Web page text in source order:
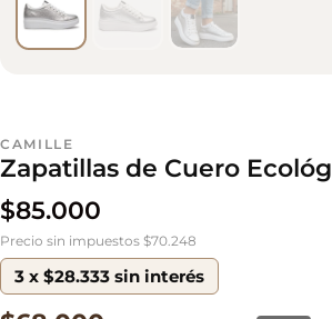
CAMILLE
Zapatillas de Cuero
$85.000
Precio sin impuestos $70.248
3 x $28.333 sin interés